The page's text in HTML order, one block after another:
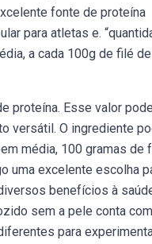
fonte de proteína
para atletas e.
a cada 100g de filé de
proteína. Esse valor
versátil. O ingrediente
média, 100 gramas de
uma excelente escolha
benefícios à
sem a pele conta com
para